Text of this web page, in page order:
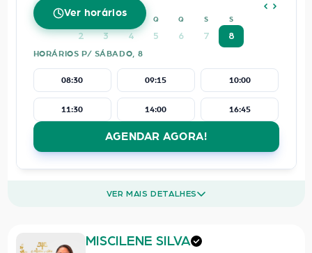
Ver horários
AGOSTO 2026
Q Q S S
2 3 4 5 6 7 8
HORÁRIOS P/ SÁBADO, 8
08:30 09:15 10:00
11:30 14:00 16:45
AGENDAR AGORA!
VER MAIS DETALHES
MISCILENE SILVA